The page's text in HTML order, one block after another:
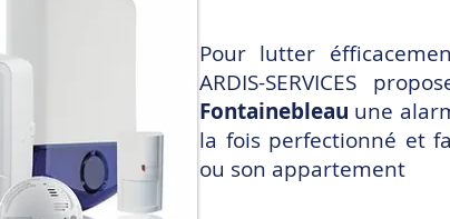
Pour lutter
ARDIS-SERVICES
Fontainebleau une
la fois perfectionné et
ou son appartement